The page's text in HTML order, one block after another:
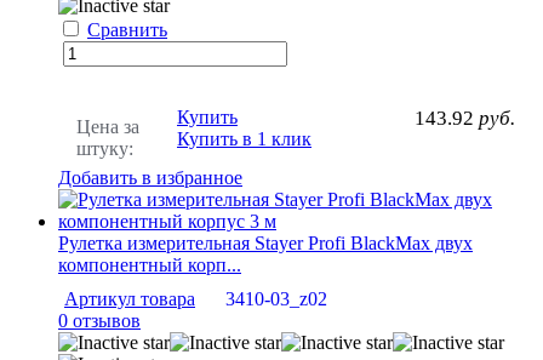
Сравнить
Цена за
штуку:
143.92 руб.
Купить
Купить в 1 клик
Добавить в избранное
Рулетка измерительная Stayer Profi BlackMax двух
компонентный корп...
Артикул товара
3410-03_z02
0 отзывов